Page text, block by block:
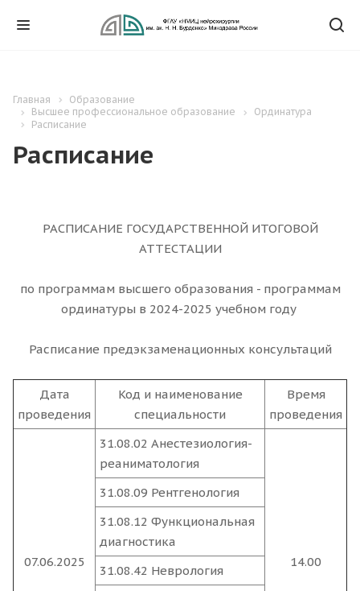
Главная
Образование
Высшее профессиональное образование
Ординатура
Расписание
Расписание
РАСПИСАНИЕ ГОСУДАРСТВЕННОЙ ИТОГОВОЙ
АТТЕСТАЦИИ
по программам высшего образования - программам
ординатуры в 2024-2025 учебном году
Расписание предэкзаменационных консультаций
Дата
проведения
Код и наименование
специальности
Время
проведения
07.06.2025
31.08.02 Анестезиология-
реаниматология
14.00
31.08.09 Рентгенология
31.08.12 Функциональная
диагностика
31.08.42 Неврология